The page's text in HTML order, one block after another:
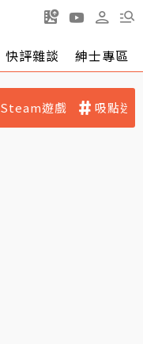
快評雜談 紳士專區
Steam遊戲 吸點迷